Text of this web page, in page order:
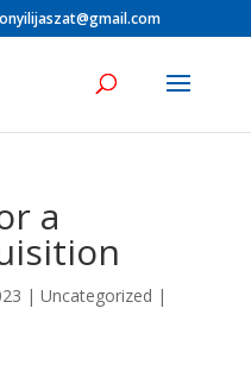
a
| Uncategorized |